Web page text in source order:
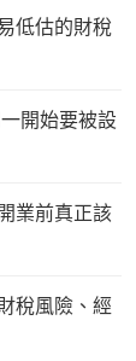
低估的財稅
開始要被設
業前真正該
稅風險、經